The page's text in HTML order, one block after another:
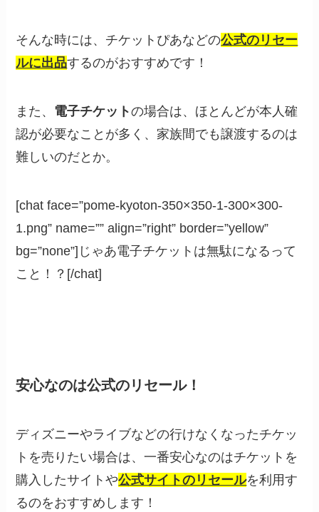
そんな時には、チケットぴあなどの公式のリセー
ルに出品するのがおすすめです！
また、 電子チケットの場合は、ほとんどが本人確
認が必要なことが多く、家族間でも譲渡するのは
難しいのだとか。
[chat face=”pome-kyoton-350×350-1-300×300-
1.png” name=”” align=”right” border=”yellow”
bg=”none”]じゃあ電子チケットは無駄になるって
こと！？[/chat]
安心なのは公式のリセール！
ディズニーやライブなどの行けなくなったチケッ
トを売りたい場合は、一番安心なのはチケットを
購入したサイトや公式サイトのリセールを利用す
るのをおすすめします！